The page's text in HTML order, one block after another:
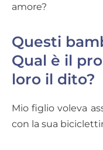
amore?
Questi
Qual è il
loro il dito?
Mio figlio voleva
con la sua